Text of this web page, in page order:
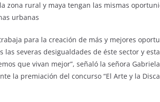
zona rural y maya tengan las mismas
urbanas
para la creación de más y mejores
las severas desigualdades de éste sector y
que vivan mejor”, señaló la señora
la premiación del concurso “El Arte y la